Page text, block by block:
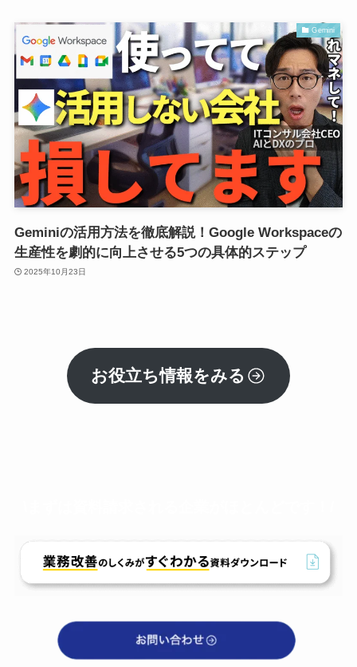
Gemini
Geminiの活用方法を徹底解説！Google Workspaceの
生産性を劇的に向上させる5つの具体的ステップ
2025年10月23日
お役立ち情報をみる